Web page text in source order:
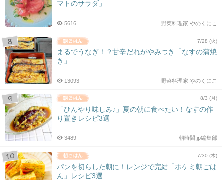
マトのサラダ」
野菜料理家 やのくにこ
5616
7/28 (火)
まるでうなぎ！？甘辛だれがやみつき「なすの蒲焼
き」
野菜料理家 やのくにこ
13093
8/3 (月)
「ひんやり味しみ♪」夏の朝に食べたい！なすの作
り置きレシピ3選
朝時間.jp編集部
3489
7/30 (木)
パンを切らした朝に！レンジで完結「ホケミ朝ごは
ん」レシピ3選